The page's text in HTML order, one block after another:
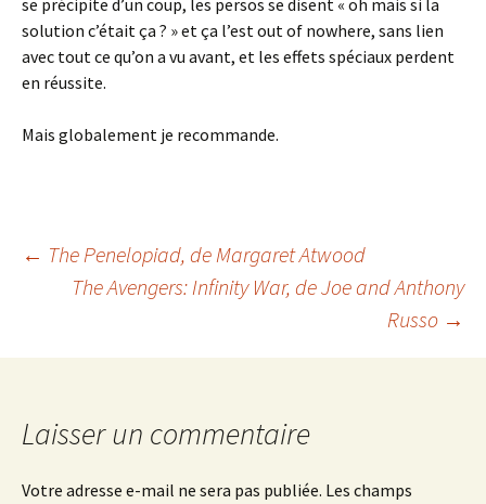
se précipite d’un coup, les persos se disent « oh mais si la
solution c’était ça ? » et ça l’est out of nowhere, sans lien
avec tout ce qu’on a vu avant, et les effets spéciaux perdent
en réussite.
Mais globalement je recommande.
Navigation
← The Penelopiad, de Margaret Atwood
The Avengers: Infinity War, de Joe and Anthony
Russo →
Laisser un commentaire
Votre adresse e-mail ne sera pas publiée. Les champs